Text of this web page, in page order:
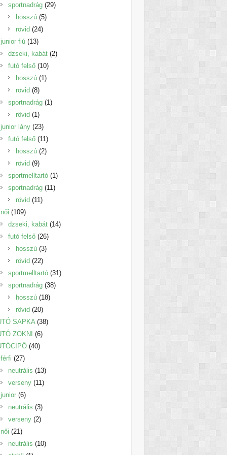
termék
sportnadrág 2929
hosszú 55
rövid 2424
junior fiú 1313
termék
dzseki, kabát 22
futó felső 1010
termék
hosszú 11
rövid 88
termék
sportnadrág 11
rövid 11
termék
junior lány 2323
termék
futó felső 1111
termék
hosszú 22
rövid 99
termék
sportmelltartó 11
sportnadrág 1111
rövid 1111
női 109109
termék
dzseki, kabát 1414
futó felső 2626
termék
hosszú 33
rövid 2222
termék
sportmelltartó 3131
sportnadrág 3838
hosszú 1818
rövid 2020
termék
SAPKA 3838
ZOKNI 66
4040
férfi 2727
termék
neutrális 1313
termék
verseny 1111
junior 66
termék
neutrális 33
termék
verseny 22
női 2121
termék
neutrális 1010